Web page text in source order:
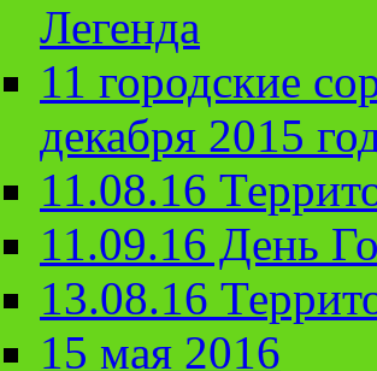
Легенда
11 городские
декабря 2015
11.08.16
11.09.16 День
13.08.16
15 мая 2016